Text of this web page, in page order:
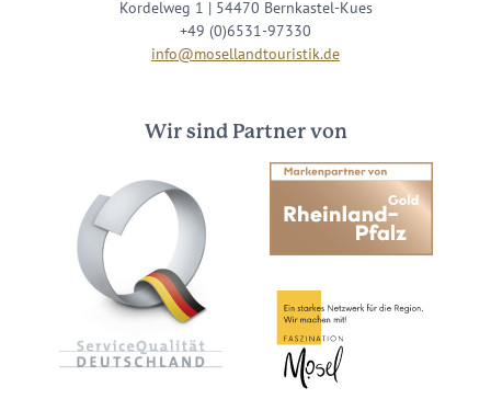
Kordelweg 1 | 54470 Bernkastel-Kues
+49 (0)6531-97330
info@mosellandtouristik.de
Wir sind Partner von